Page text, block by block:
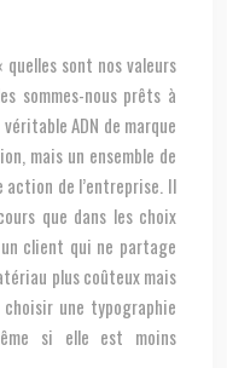
sont nos valeurs
sommes-nous prêts à
ADN de marque
mais un ensemble de
de l’entreprise. Il
que dans les choix
client qui ne partage
plus coûteux mais
une typographie
si elle est moins